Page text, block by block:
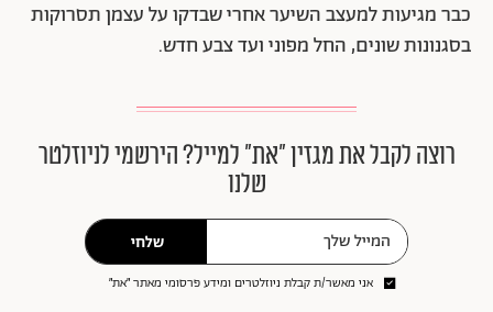
כבר מגיעות למעצב השיער אחרי שבדקו על עצמן תסרוקות
בסגנונות שונים, החל מפוני ועד צבע חדש.
רוצה לקבל את מגזין ״את״ למייל? הירשמי לניוזלטר
שלנו
שלחי
אני מאשר/ת קבלת ניוזלטרים ומידע פרסומי מאתר ״את״